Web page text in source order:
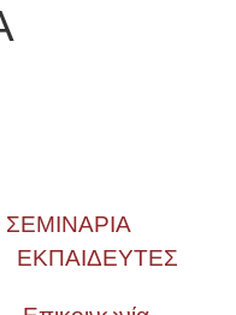
ΣΕΜΙΝΑΡΙΑ
ΕΚΠΑΙΔΕΥΤΕΣ